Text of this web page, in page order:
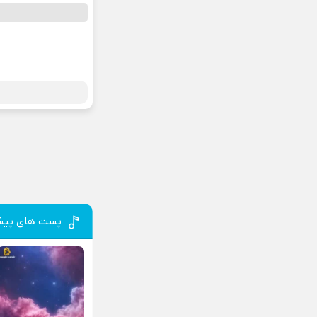
پست های